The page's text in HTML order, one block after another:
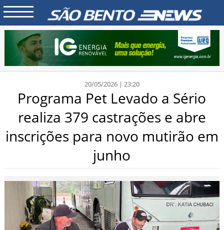
20/05/2026 | 23:20
Programa Pet Levado a Sério
realiza 379 castrações e abre
inscrições para novo mutirão em
junho